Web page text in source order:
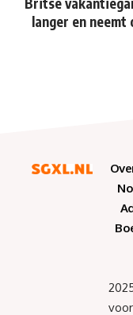
langer en